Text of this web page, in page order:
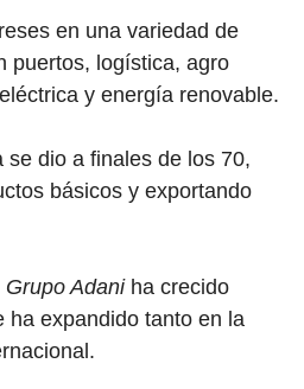
en una variedad de
puertos, logística, agro
y energía renovable.
se dio a finales de los 70,
básicos y exportando
Grupo Adaniha crecido
ha expandido tanto en la